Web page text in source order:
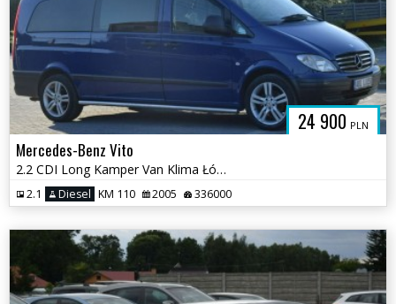
24 900 PLN
Mercedes-Benz Vito
2.2 CDI Long Kamper Van Klima Łóżko 4 Osobowy 2 KPL KÓŁ Sprowadzony
2.1 Diesel KM 110 2005 336000